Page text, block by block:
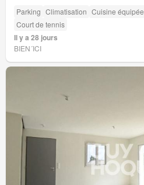
Parking Climatisation Cuisine équipée
Court de tennis
Il y a 28 jours
BIEN´ICI